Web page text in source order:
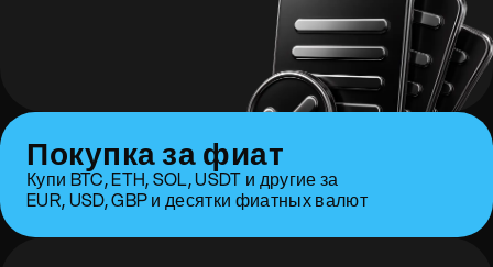
Покупка за фиат
Купи BTC, ETH, SOL, USDT и другие за
EUR, USD, GBP и десятки фиатных валют